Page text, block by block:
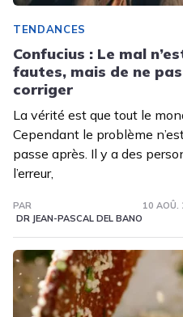
TENDANCES
Confucius : Le mal
fautes, mais de ne
corriger
La vérité est que tout le
Cependant le problème
passe après. Il y a des
l’erreur,
PAR
DR JEAN-PASCAL DEL BANO
10 AOÛ.